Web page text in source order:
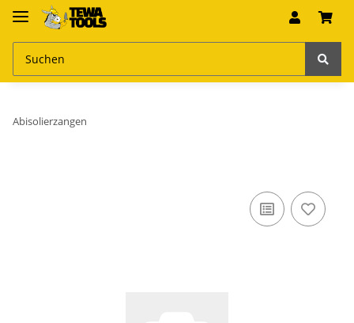
Abisolierzangen